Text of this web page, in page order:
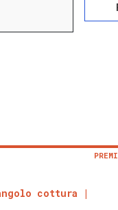
cottura